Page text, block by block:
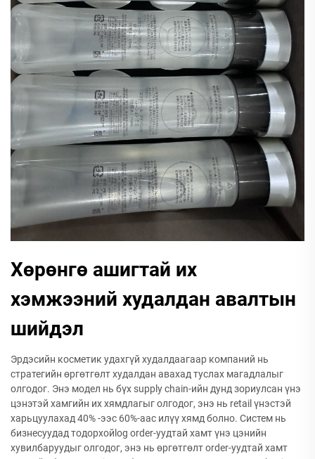
Хөрөнгө ашигтай их
хэмжээний худалдан авалтын
шийдэл
Эрдэсийн косметик удахгүй худалдаагаар компаний нь
стратегийн өргөтгөлт худалдан авахад туслах магадлалыг
олгодог. Энэ модел нь бүх supply chain-ийн дунд зориулсан үнэ
цэнэтэй хамгийн их хямдлагыг олгодог, энэ нь retail үнэстэй
харьцуулахад 40% -ээс 60%-аас илүү хямд болно. Систем нь
бизнесуудад тодорхойlog order-уудтай хамт үнэ цэнийн
хувилбаруудыг олгодог, энэ нь өргөтгөлт order-уудтай хамт